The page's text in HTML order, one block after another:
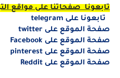
تابعونا صفحاتنا على مواقع
telegram
تابعونا على
صفحة الموقع على twitter
صفحة الموقع على Facebook
صفحة الموقع على pinterest
صفحة الموقع على Reddit